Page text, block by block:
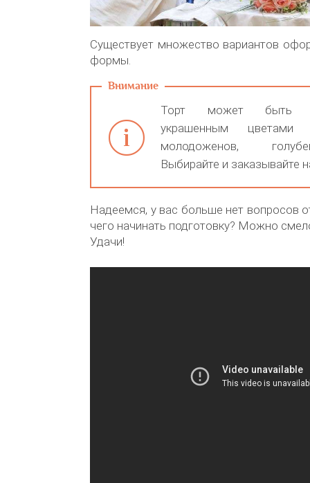
Существует множество вариантов
формы.
Торт может быть
украшенным цветами
молодоженов,
Выбирайте и заказывайте
Надеемся, у вас больше нет вопросов
чего начинать подготовку? Можно
Удачи!